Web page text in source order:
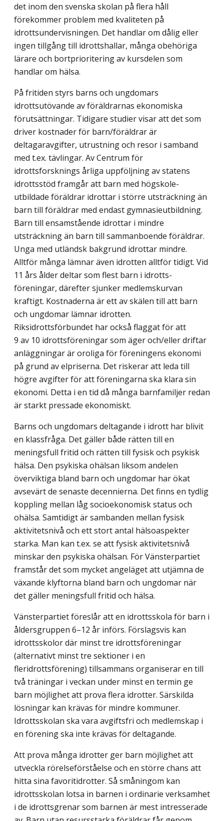
det inom den svenska skolan på flera håll
förekommer problem med kvaliteten på
idrottsundervisningen. Det handlar om dålig eller
ingen tillgång till idrottshallar, många obehöriga
lärare och bortprioritering av kursdelen som
handlar om hälsa.
På fritiden styrs barns och ungdomars
idrottsutövande av föräldrarnas ekonomiska
förutsättningar. Tidigare studier visar att det som
driver kostnader för barn/föräldrar är
deltagaravgifter, utrustning och resor i samband
med t.ex. tävlingar. Av Centrum för
idrottsforsknings årliga uppföljning av statens
idrottsstöd framgår att barn med högskole­
utbildade föräldrar idrottar i större utsträckning än
barn till föräldrar med endast gymnasieutbildning.
Barn till ensamstående idrottar i mindre
utsträckning än barn till sammanboende föräldrar.
Unga med utländsk bakgrund idrottar mindre.
Alltför många lämnar även idrotten alltför tidigt. Vid
11 års ålder deltar som flest barn i idrotts­
föreningar, därefter sjunker medlemskurvan
kraftigt. Kostnaderna är ett av skälen till att barn
och ungdomar lämnar idrotten.
Riksidrottsförbundet har också flaggat för att
9 av 10 idrotts­föreningar som äger och/eller driftar
anläggningar är oroliga för föreningens ekonomi
på grund av elpriserna. Det riskerar att leda till
högre avgifter för att föreningarna ska klara sin
ekonomi. Detta i en tid då många barnfamiljer redan
är starkt pressade ekonomiskt.
Barns och ungdomars deltagande i idrott har blivit
en klassfråga. Det gäller både rätten till en
meningsfull fritid och rätten till fysisk och psykisk
hälsa. Den psykiska ohälsan liksom andelen
överviktiga bland barn och ungdomar har ökat
avsevärt de senaste decennierna. Det finns en tydlig
koppling mellan låg socioekonomisk status och
ohälsa. Samtidigt är sambanden mellan fysisk
aktivitetsnivå och ett stort antal hälso­aspekter
starka. Man kan t.ex. se att fysisk aktivitetsnivå
minskar den psykiska ohälsan. För Vänsterpartiet
framstår det som mycket angeläget att utjämna de
växande klyftorna bland barn och ungdomar när
det gäller meningsfull fritid och hälsa.
Vänsterpartiet föreslår att en idrottsskola för barn i
åldersgruppen 6–12 år införs. Förslagsvis kan
idrottsskolor där minst tre idrottsföreningar
(alternativt minst tre sektioner i en
fleridrottsförening) tillsammans organiserar en till
två träningar i veckan under minst en termin ge
barn möjlighet att prova flera idrotter. Särskilda
lösningar kan krävas för mindre kommuner.
Idrottsskolan ska vara avgiftsfri och medlemskap i
en förening ska inte krävas för deltagande.
Att prova många idrotter ger barn möjlighet att
utveckla rörelseförståelse och en större chans att
hitta sina favoritidrotter. Så småningom kan
idrottsskolan lotsa in barnen i ordinarie verksamhet
i de idrottsgrenar som barnen är mest intresserade